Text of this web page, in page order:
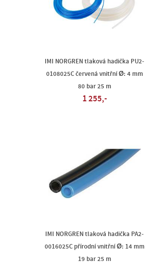
IMI NORGREN tlaková hadička PU2-
0108025C červená vnitřní Ø: 4 mm
80 bar 25 m
1 255,-
IMI NORGREN tlaková hadička PA2-
0016025C přírodní vnitřní Ø: 14 mm
19 bar 25 m